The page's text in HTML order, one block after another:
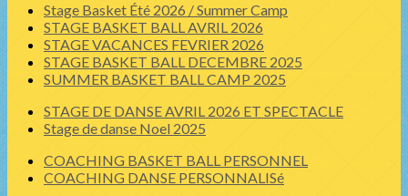
Stage Basket Été 2026 / Summer Camp
STAGE BASKET BALL AVRIL 2026
STAGE VACANCES FEVRIER 2026
STAGE BASKET BALL DECEMBRE 2025
SUMMER BASKET BALL CAMP 2025
STAGE DE DANSE AVRIL 2026 ET SPECTACLE
Stage de danse Noel 2025
COACHING BASKET BALL PERSONNEL
COACHING DANSE PERSONNALISé